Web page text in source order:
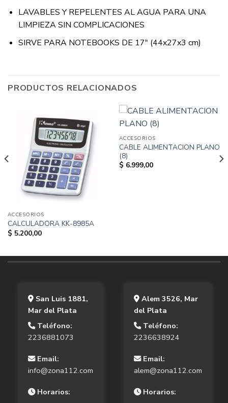
LAVABLES Y REPELENTES AL AGUA PARA UNA
LIMPIEZA SIN COMPLICACIONES
SIRVE PARA NOTEBOOKS DE 17″ (44x27x3 cm)
PRODUCTOS RELACIONADOS
ACCESORIOS
CALCULADORA KK-8985A
$ 5.200,00
ACCESORIOS
CABLE ALIMENTACION PLANO
(8)
$ 6.999,00
San Luis 1881,
Mar del Plata
Teléfono:
2236881073
Email:
info@zona112.com
Horarios:
Alem 3526, Mar
del Plata
Teléfono:
2236638924
Email:
alem@zona112.com
Horarios: